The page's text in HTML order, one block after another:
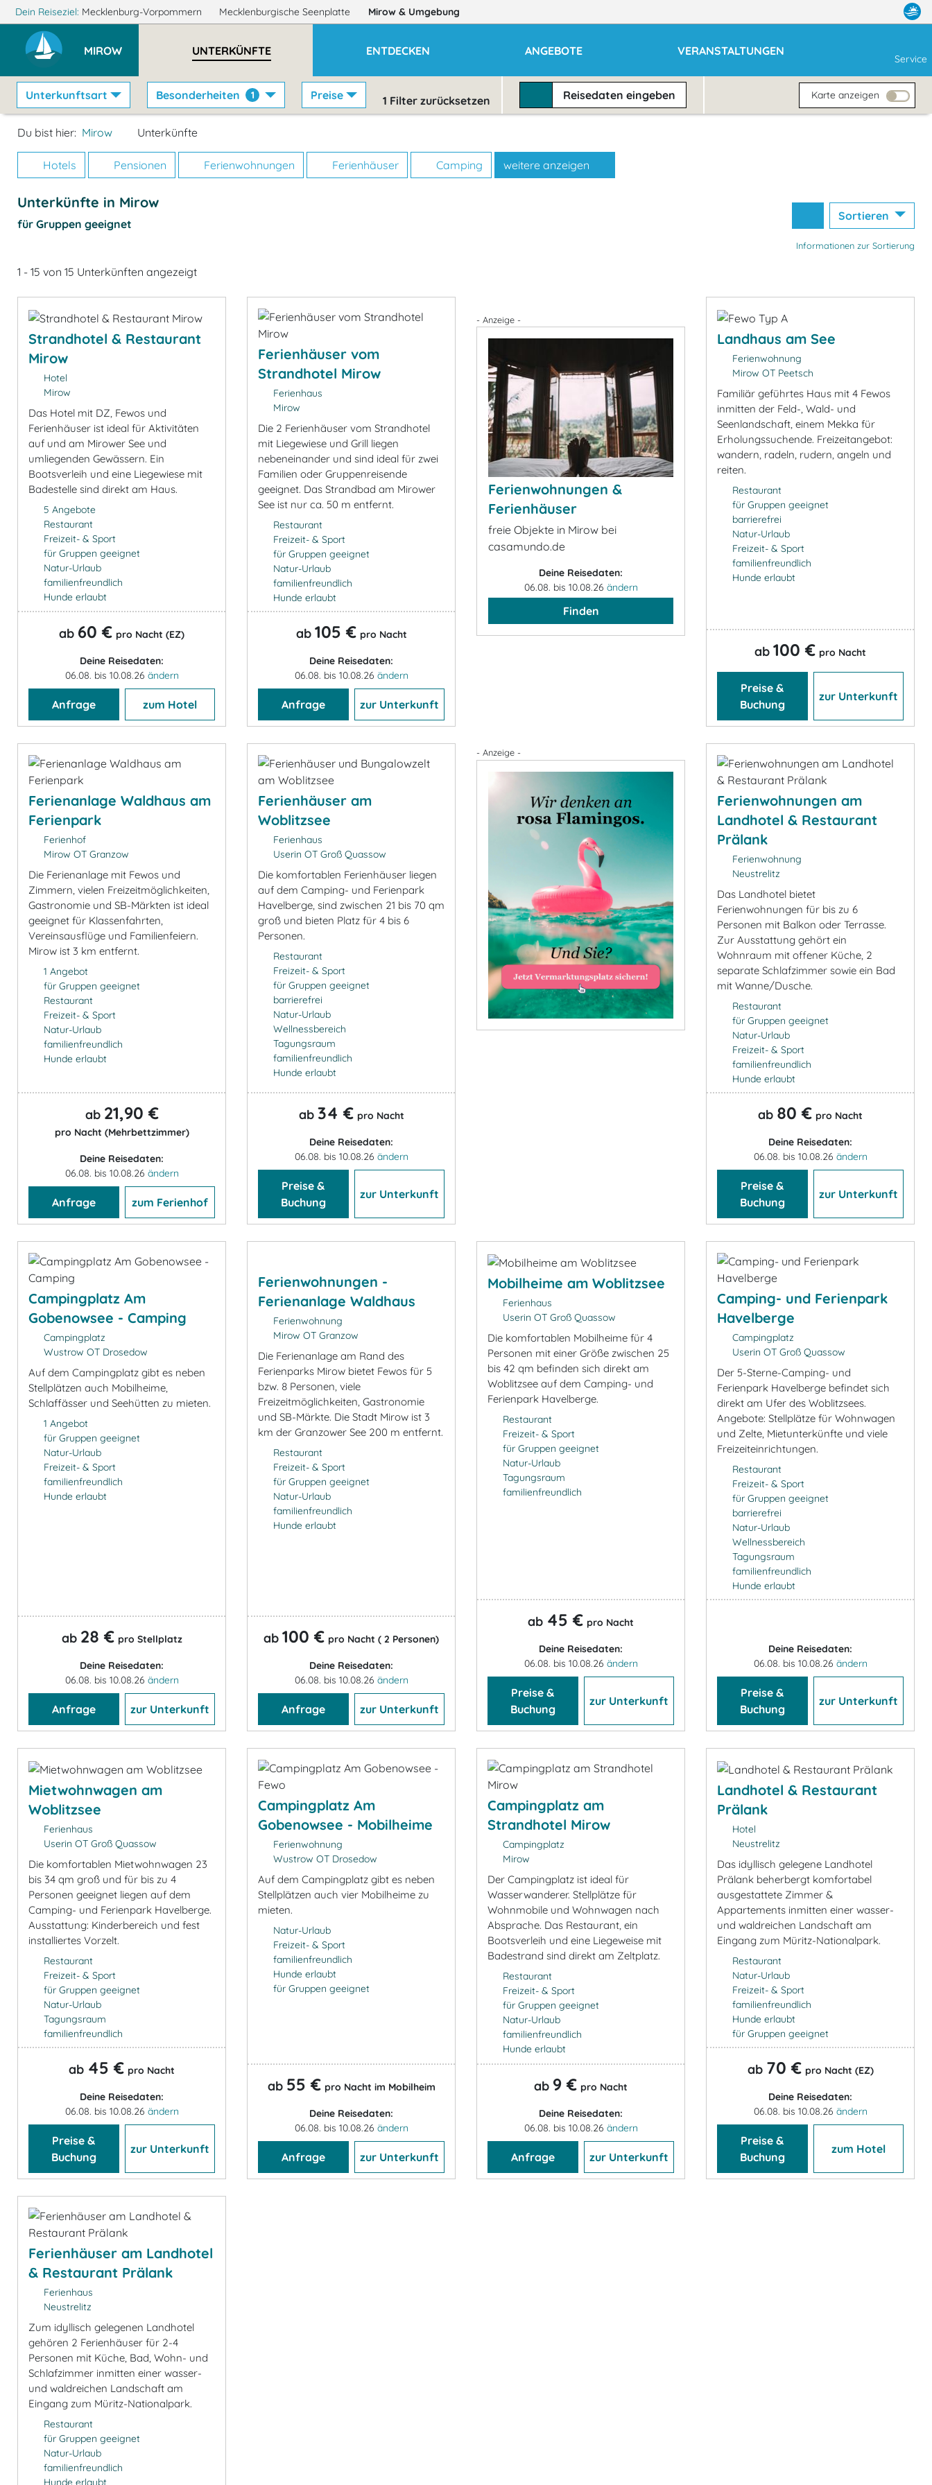
Dein Reiseziel: Mecklenburg-Vorpommern Mecklenburgische Seenplatte Mirow & Umgebung
MIROW UNTERKÜNFTE ENTDECKEN ANGEBOTE VERANSTALTUNGEN
Service
Unterkunftsart Besonderheiten 1 Preise 1 Filter zurücksetzen Reisedateneingeben Karte anzeigen
Du bist hier: Mirow Unterkünfte
Hotels Pensionen Ferienwohnungen Ferienhäuser Camping weitere anzeigen
Unterkünfte in Mirow
für Gruppen geeignet
Sortieren
Informationen zur Sortierung
1 - 15 von 15 Unterkünften angezeigt
Strandhotel & Restaurant
Mirow
Hotel
Mirow
Das Hotel mit DZ, Fewos und
Ferienhäuser ist ideal für Aktivitäten
auf und am Mirower See und
umliegenden Gewässern. Ein
Bootsverleih und eine Liegewiese mit
Badestelle sind direkt am Haus.
5 Angebote
Restaurant
Freizeit- & Sport
für Gruppen geeignet
Natur-Urlaub
familienfreundlich
Hunde erlaubt
ab 60 € pro Nacht (EZ)
Deine Reisedaten:
06.08. bis 10.08.26 ändern
Anfrage zum Hotel
Ferienhäuser vom
Strandhotel Mirow
Ferienhaus
Mirow
Die 2 Ferienhäuser vom Strandhotel
mit Liegewiese und Grill liegen
nebeneinander und sind ideal für zwei
Familien oder Gruppenreisende
geeignet. Das Strandbad am Mirower
See ist nur ca. 50 m entfernt.
Restaurant
Freizeit- & Sport
für Gruppen geeignet
Natur-Urlaub
familienfreundlich
Hunde erlaubt
ab 105 € pro Nacht
Deine Reisedaten:
06.08. bis 10.08.26 ändern
Anfrage zur Unterkunft
- Anzeige -
Ferienwohnungen &
Ferienhäuser
freie Objekte in Mirow bei
casamundo.de
Deine Reisedaten:
06.08. bis 10.08.26 ändern
Finden
Landhaus am See
Ferienwohnung
Mirow OT Peetsch
Familiär geführtes Haus mit 4 Fewos
inmitten der Feld-, Wald- und
Seenlandschaft, einem Mekka für
Erholungssuchende. Freizeitangebot:
wandern, radeln, rudern, angeln und
reiten.
Restaurant
für Gruppen geeignet
barrierefrei
Natur-Urlaub
Freizeit- & Sport
familienfreundlich
Hunde erlaubt
ab 100 € pro Nacht
Preise &
Buchung
zur Unterkunft
Ferienanlage Waldhaus am
Ferienpark
Ferienhof
Mirow OT Granzow
Die Ferienanlage mit Fewos und
Zimmern, vielen Freizeitmöglichkeiten,
Gastronomie und SB-Märkten ist ideal
geeignet für Klassenfahrten,
Vereinsausflüge und Familienfeiern.
Mirow ist 3 km entfernt.
1 Angebot
für Gruppen geeignet
Restaurant
Freizeit- & Sport
Natur-Urlaub
familienfreundlich
Hunde erlaubt
ab 21,90 €
pro Nacht (Mehrbettzimmer)
Deine Reisedaten:
06.08. bis 10.08.26 ändern
Anfrage zum Ferienhof
Ferienhäuser am
Woblitzsee
Ferienhaus
Userin OT Groß Quassow
Die komfortablen Ferienhäuser liegen
auf dem Camping- und Ferienpark
Havelberge, sind zwischen 21 bis 70 qm
groß und bieten Platz für 4 bis 6
Personen.
Restaurant
Freizeit- & Sport
für Gruppen geeignet
barrierefrei
Natur-Urlaub
Wellnessbereich
Tagungsraum
familienfreundlich
Hunde erlaubt
ab 34 € pro Nacht
Deine Reisedaten:
06.08. bis 10.08.26 ändern
Preise &
Buchung
zur Unterkunft
- Anzeige -
Ferienwohnungen am
Landhotel & Restaurant
Prälank
Ferienwohnung
Neustrelitz
Das Landhotel bietet
Ferienwohnungen für bis zu 6
Personen mit Balkon oder Terrasse.
Zur Ausstattung gehört ein
Wohnraum mit offener Küche, 2
separate Schlafzimmer sowie ein Bad
mit Wanne/Dusche.
Restaurant
für Gruppen geeignet
Natur-Urlaub
Freizeit- & Sport
familienfreundlich
Hunde erlaubt
ab 80 € pro Nacht
Deine Reisedaten:
06.08. bis 10.08.26 ändern
Preise &
Buchung
zur Unterkunft
Campingplatz Am
Gobenowsee - Camping
Campingplatz
Wustrow OT Drosedow
Auf dem Campingplatz gibt es neben
Stellplätzen auch Mobilheime,
Schlaffässer und Seehütten zu mieten.
1 Angebot
für Gruppen geeignet
Natur-Urlaub
Freizeit- & Sport
familienfreundlich
Hunde erlaubt
ab 28 € pro Stellplatz
Deine Reisedaten:
06.08. bis 10.08.26 ändern
Anfrage zur Unterkunft
Ferienwohnungen -
Ferienanlage Waldhaus
Ferienwohnung
Mirow OT Granzow
Die Ferienanlage am Rand des
Ferienparks Mirow bietet Fewos für 5
bzw. 8 Personen, viele
Freizeitmöglichkeiten, Gastronomie
und SB-Märkte. Die Stadt Mirow ist 3
km der Granzower See 200 m entfernt.
Restaurant
Freizeit- & Sport
für Gruppen geeignet
Natur-Urlaub
familienfreundlich
Hunde erlaubt
ab 100 € pro Nacht ( 2 Personen)
Deine Reisedaten:
06.08. bis 10.08.26 ändern
Anfrage zur Unterkunft
Mobilheime am Woblitzsee
Ferienhaus
Userin OT Groß Quassow
Die komfortablen Mobilheime für 4
Personen mit einer Größe zwischen 25
bis 42 qm befinden sich direkt am
Woblitzsee auf dem Camping- und
Ferienpark Havelberge.
Restaurant
Freizeit- & Sport
für Gruppen geeignet
Natur-Urlaub
Tagungsraum
familienfreundlich
ab 45 € pro Nacht
Deine Reisedaten:
06.08. bis 10.08.26 ändern
Preise &
Buchung
zur Unterkunft
Camping- und Ferienpark
Havelberge
Campingplatz
Userin OT Groß Quassow
Der 5-Sterne-Camping- und
Ferienpark Havelberge befindet sich
direkt am Ufer des Woblitzsees.
Angebote: Stellplätze für Wohnwagen
und Zelte, Mietunterkünfte und viele
Freizeiteinrichtungen.
Restaurant
Freizeit- & Sport
für Gruppen geeignet
barrierefrei
Natur-Urlaub
Wellnessbereich
Tagungsraum
familienfreundlich
Hunde erlaubt
Deine Reisedaten:
06.08. bis 10.08.26 ändern
Preise &
Buchung
zur Unterkunft
Mietwohnwagen am
Woblitzsee
Ferienhaus
Userin OT Groß Quassow
Die komfortablen Mietwohnwagen 23
bis 34 qm groß und für bis zu 4
Personen geeignet liegen auf dem
Camping- und Ferienpark Havelberge.
Ausstattung: Kinderbereich und fest
installiertes Vorzelt.
Restaurant
Freizeit- & Sport
für Gruppen geeignet
Natur-Urlaub
Tagungsraum
familienfreundlich
ab 45 € pro Nacht
Deine Reisedaten:
06.08. bis 10.08.26 ändern
Preise &
Buchung
zur Unterkunft
Campingplatz Am
Gobenowsee - Mobilheime
Ferienwohnung
Wustrow OT Drosedow
Auf dem Campingplatz gibt es neben
Stellplätzen auch vier Mobilheime zu
mieten.
Natur-Urlaub
Freizeit- & Sport
familienfreundlich
Hunde erlaubt
für Gruppen geeignet
ab 55 € pro Nacht im Mobilheim
Deine Reisedaten:
06.08. bis 10.08.26 ändern
Anfrage zur Unterkunft
Campingplatz am
Strandhotel Mirow
Campingplatz
Mirow
Der Campingplatz ist ideal für
Wasserwanderer. Stellplätze für
Wohnmobile und Wohnwagen nach
Absprache. Das Restaurant, ein
Bootsverleih und eine Liegeweise mit
Badestrand sind direkt am Zeltplatz.
Restaurant
Freizeit- & Sport
für Gruppen geeignet
Natur-Urlaub
familienfreundlich
Hunde erlaubt
ab 9 € pro Nacht
Deine Reisedaten:
06.08. bis 10.08.26 ändern
Anfrage zur Unterkunft
Landhotel & Restaurant
Prälank
Hotel
Neustrelitz
Das idyllisch gelegene Landhotel
Prälank beherbergt komfortabel
ausgestattete Zimmer &
Appartements inmitten einer wasser-
und waldreichen Landschaft am
Eingang zum Müritz-Nationalpark.
Restaurant
Natur-Urlaub
Freizeit- & Sport
familienfreundlich
Hunde erlaubt
für Gruppen geeignet
ab 70 € pro Nacht (EZ)
Deine Reisedaten:
06.08. bis 10.08.26 ändern
Preise &
Buchung
zum Hotel
Ferienhäuser am Landhotel
& Restaurant Prälank
Ferienhaus
Neustrelitz
Zum idyllisch gelegenen Landhotel
gehören 2 Ferienhäuser für 2-4
Personen mit Küche, Bad, Wohn- und
Schlafzimmer inmitten einer wasser-
und waldreichen Landschaft am
Eingang zum Müritz-Nationalpark.
Restaurant
für Gruppen geeignet
Natur-Urlaub
familienfreundlich
Hunde erlaubt